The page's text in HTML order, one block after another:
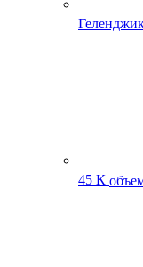
45 К